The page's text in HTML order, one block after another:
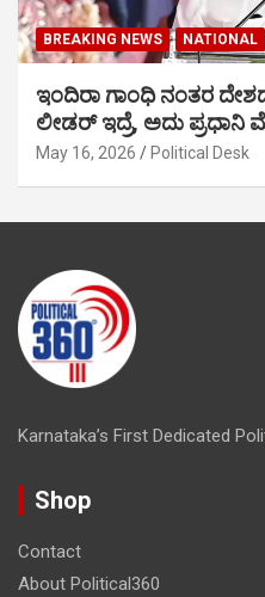
BREAKING NEWS NATIONAL
ಇಂದಿರಾ ಗಾಂಧಿ ನಂತರ
ಲೀಡರ್ ಇದ್ರೆ, ಅದು ಪ್ರಧಾನಿ
May 16, 2026 Political Desk
Karnataka’s First Dedicated
Shop
Contact
About Political360